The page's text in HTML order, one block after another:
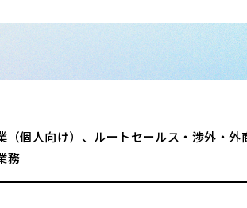
（個人向け）、ルートセールス・渉外・外
務